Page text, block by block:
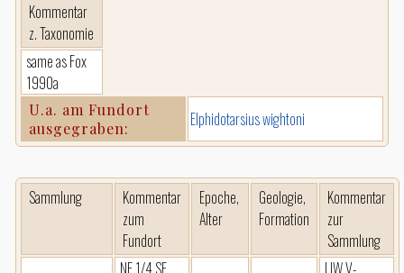
Kommentar
z. Taxonomie
same as Fox
1990a
U.a. am Fundort
ausgegraben:
Elphidotarsius wightoni
Sammlung
Kommentar
zum
Fundort
Epoche,
Alter
Geologie,
Formation
Kommentar
zur
Sammlung
NE 1/4 SE
UW V-